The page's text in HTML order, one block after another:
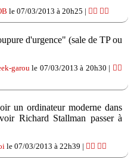
le 07/03/2013 à 20h25 | 👍🏽 👎🏽
d'urgence" (sale de TP ou
garoule 07/03/2013 à 20h30 | 👍🏽
un ordinateur moderne dans
Richard Stallman passer à
le 07/03/2013 à 22h39 | 👍🏽 👎🏽